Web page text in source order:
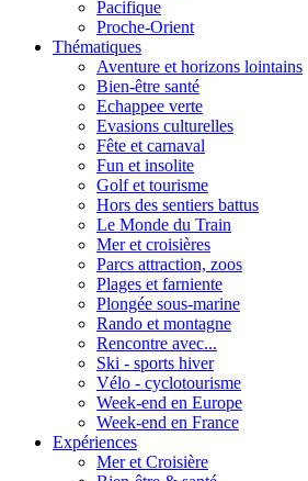
Pacifique
Proche-Orient
Thématiques
Aventure et horizons lointains
Bien-être santé
Echappee verte
Evasions culturelles
Fête et carnaval
Fun et insolite
Golf et tourisme
Hors des sentiers battus
Le Monde du Train
Mer et croisières
Parcs attraction, zoos
Plages et farniente
Plongée sous-marine
Rando et montagne
Rencontre avec...
Ski - sports hiver
Vélo - cyclotourisme
Week-end en Europe
Week-end en France
Expériences
Mer et Croisière